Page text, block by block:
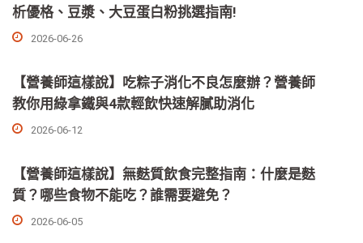
析優格、豆漿、大豆蛋白粉挑選指南!
2026-06-26
【營養師這樣說】吃粽子消化不良怎麼辦？營養師
教你用綠拿鐵與4款輕飲快速解膩助消化
2026-06-12
【營養師這樣說】無麩質飲食完整指南：什麼是麩
質？哪些食物不能吃？誰需要避免？
2026-06-05